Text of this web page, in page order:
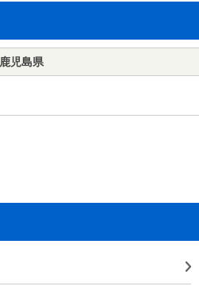
鹿児島県